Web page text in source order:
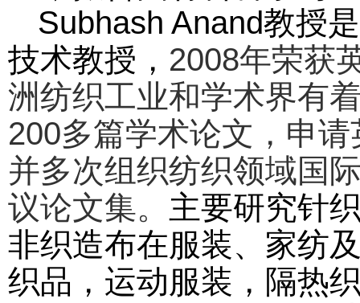
Subhash Anand教授
技术教授， 2008年荣获
洲纺织工业和学术界有
200多篇学术论文，申
并多次组织纺织领域国
议论文集。 主要研究针
非织造布在服装、家纺
织品，运动服装，隔热